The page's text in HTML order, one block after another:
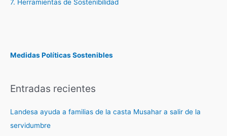
7. Herramientas de Sostenibilidad
Medidas Políticas Sostenibles
Entradas recientes
Landesa ayuda a familias de la casta Musahar a salir de la
servidumbre